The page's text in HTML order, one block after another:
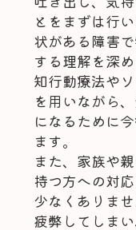
とをまずは行
状がある障害
する理解を深
知行動療法や
を用いながら
になるために
ます。
また、家族や
持つ方への対
少なくありま
疲弊してしま